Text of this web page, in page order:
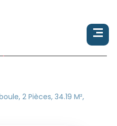
2 Pièces, 34.19 M²,